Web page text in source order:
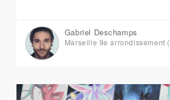
Gabriel Deschamps
Marseille 9e arrondissement